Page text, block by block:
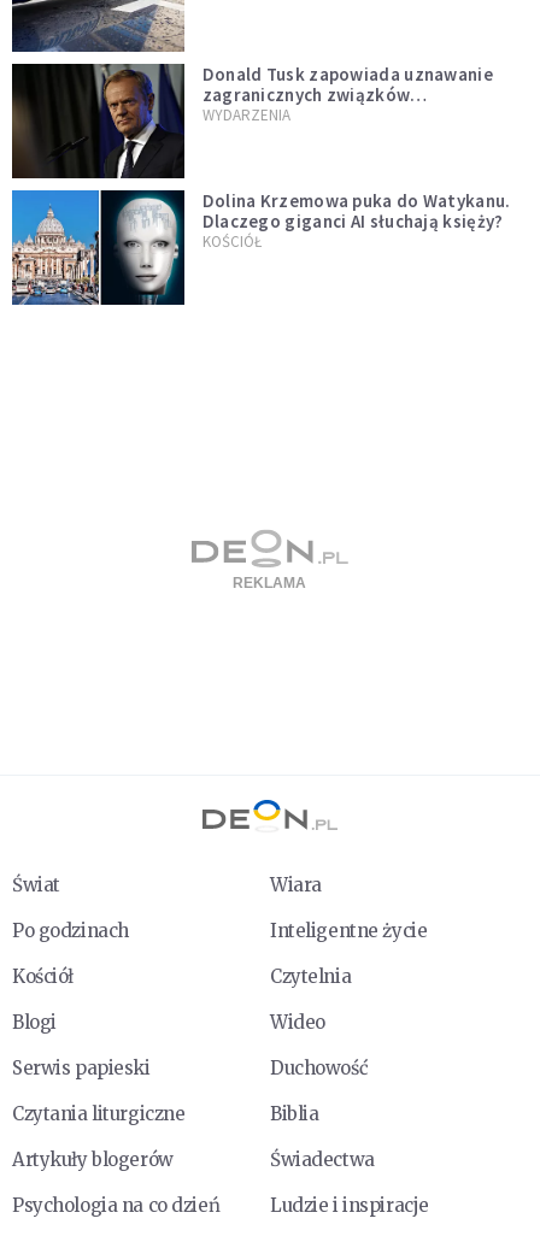
Donald Tusk zapowiada uznawanie
zagranicznych związków
jednopłciowych. "Państwo oblało ten
WYDARZENIA
Dolina Krzemowa puka do Watykanu.
Dlaczego giganci AI słuchają księży?
KOŚCIÓŁ
Świat
Wiara
Po godzinach
Inteligentne życie
Kościół
Czytelnia
Blogi
Wideo
Serwis papieski
Duchowość
Czytania liturgiczne
Biblia
Artykuły blogerów
Świadectwa
Psychologia na co dzień
Ludzie i inspiracje